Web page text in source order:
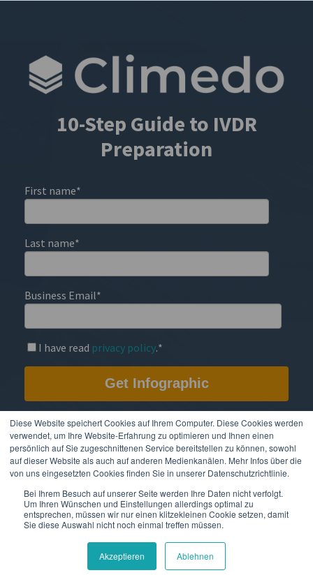
Diese Website speichert Cookies auf Ihrem Computer. Diese Cookies werden
verwendet, um Ihre Website-Erfahrung zu optimieren und Ihnen einen
persönlich auf Sie zugeschnittenen Service bereitstellen zu können, sowohl
auf dieser Website als auch auf anderen Medienkanälen. Mehr Infos über die
von uns eingesetzten Cookies finden Sie in unserer Datenschutzrichtlinie.
Bei Ihrem Besuch auf unserer Seite werden Ihre Daten nicht verfolgt.
Um Ihren Wünschen und Einstellungen allerdings optimal zu
entsprechen, müssen wir nur einen klitzekleinen Cookie setzen, damit
Sie diese Auswahl nicht noch einmal treffen müssen.
Akzeptieren Ablehnen
10-Step Guide to IVDR
Preparation
First name*
Last name*
Business Email*
I have read privacy policy.*
FromMay 26, 2022, in vitro diagnostics devices will
need to meet the requirements of theIVDR(In Vitro
Diagnostics Regulation 2017/746). Its objective is to
validate thesafety and efficacy of in vitro
diagnosticsmore thoroughly and proactively.
The main changes are: